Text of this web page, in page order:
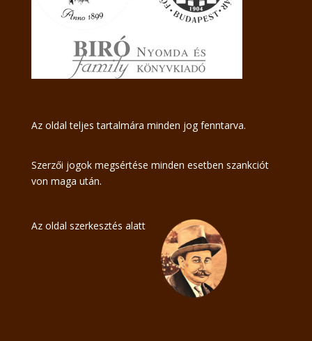
Az oldal teljes tartalmára minden jog fenntarva.
Szerzői jogok megsértése minden esetben szankciót
von maga után.
Az oldal szerkesztés alatt